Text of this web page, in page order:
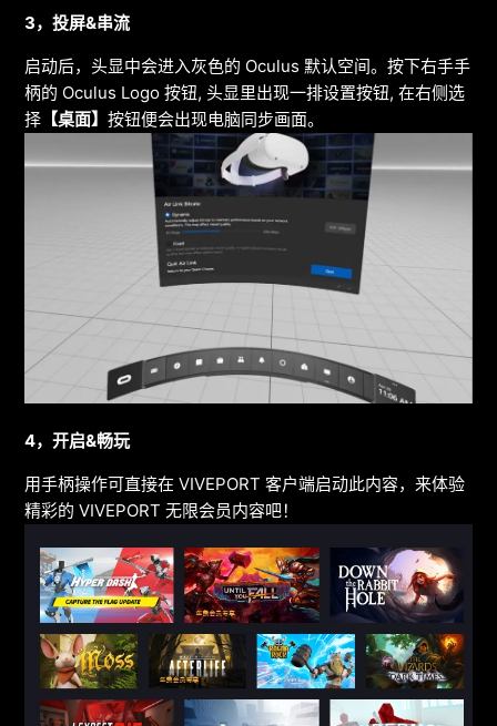
3，投屏&串流
启动后，头显中会进入灰色的 Oculus 默认空间。按下右手手
柄的 Oculus Logo 按钮, 头显里出现一排设置按钮, 在右侧选
择 【桌面】按钮便会出现电脑同步画面。
4，开启&畅玩
用手柄操作可直接在 VIVEPORT 客户端启动此内容，来体验
精彩的 VIVEPORT 无限会员内容吧！